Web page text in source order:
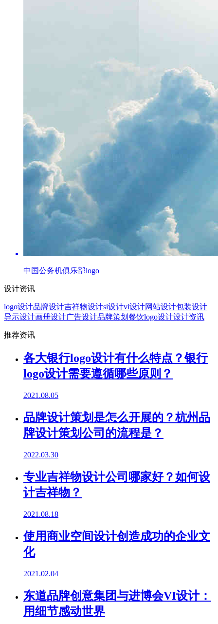
中国公务机俱乐部logo
设计资讯
logo设计品牌设计吉祥物设计si设计vi设计网站设计包装设计
导示设计画册设计广告设计品牌策划 餐饮logo设计设计资讯
推荐资讯
各大银行logo设计有什么特点？银行
logo设计需要遵循哪些原则？
2021.08.05
品牌设计策划是怎么开展的？杭州品
牌设计策划公司的流程是？
2022.03.30
专业吉祥物设计公司哪家好？如何设
计吉祥物？
2021.08.18
使用商业空间设计创造成功的企业文
化
2021.02.04
东道品牌创意集团与进博会VI设计：
用细节感动世界